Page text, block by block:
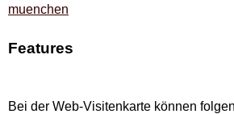
muenchen
Features
Bei der Web-Visitenkarte können